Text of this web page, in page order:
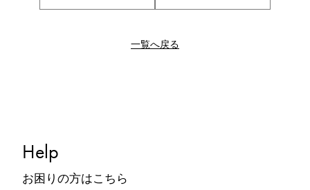
一覧へ戻る
Help
お困りの方はこちら